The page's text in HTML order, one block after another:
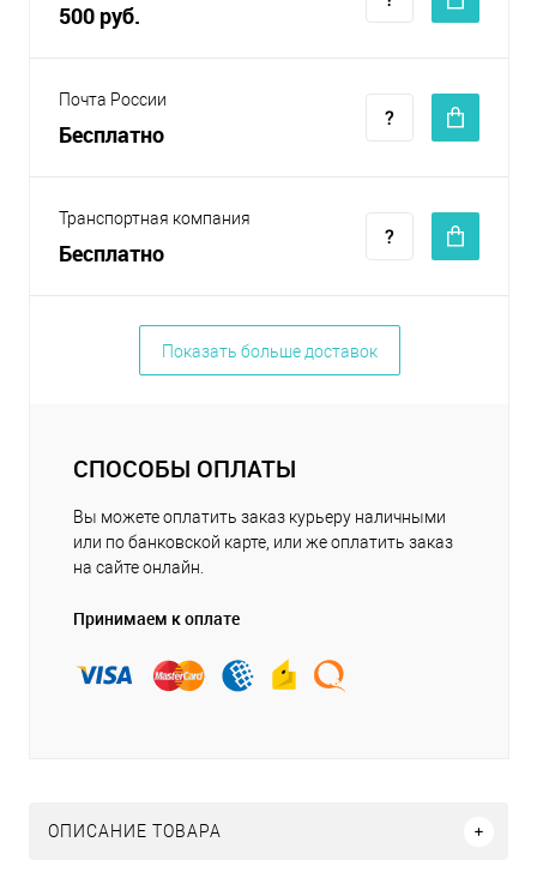
500 руб.
Почта России
Бесплатно
Транспортная компания
Бесплатно
Показать больше доставок
СПОСОБЫ ОПЛАТЫ
Вы можете оплатить заказ курьеру наличными
или по банковской карте, или же оплатить заказ
на сайте онлайн.
Принимаем к оплате
ОПИСАНИЕ ТОВАРА